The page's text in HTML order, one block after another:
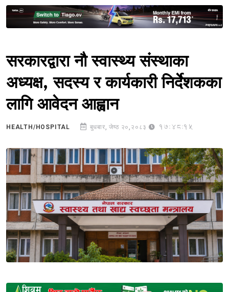
Sponsored
सरकारद्वारा नौ स्वास्थ्य संस्थाका
अध्यक्ष, सदस्य र कार्यकारी निर्देशकका
लागि आवेदन आह्वान
HEALTH/HOSPITAL बुधबार, जेष्ठ २०,२०८३ 17:48:15